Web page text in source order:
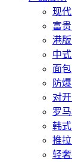
现
富
港
中
面
防
对
罗
韩
推
轻